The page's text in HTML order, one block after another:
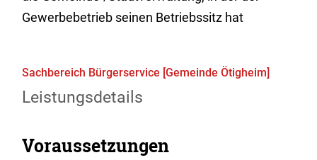
Gewerbebetrieb seinen Betriebssitz hat
Sachbereich Bürgerservice [Gemeinde Ötigheim]
Leistungsdetails
Voraussetzungen